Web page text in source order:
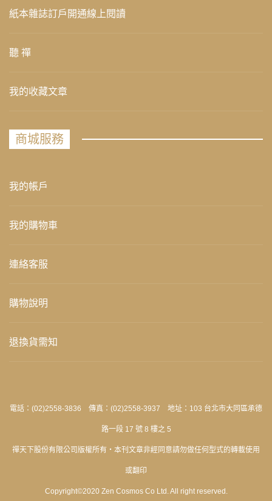
紙本雜誌訂戶開通線上閱讀
聽 禪
我的收藏文章
商城服務
我的帳戶
我的購物車
連絡客服
購物說明
退換貨需知
電話：(02)2558-3836 傳真：(02)2558-3937 地址：103 台北市大同區承德
路一段 17 號 8 樓之 5
禪天下股份有限公司版權所有‧本刊文章非經同意請勿做任何型式的轉載使用
或翻印
Copyright©2020 Zen Cosmos Co Ltd. All right reserved.